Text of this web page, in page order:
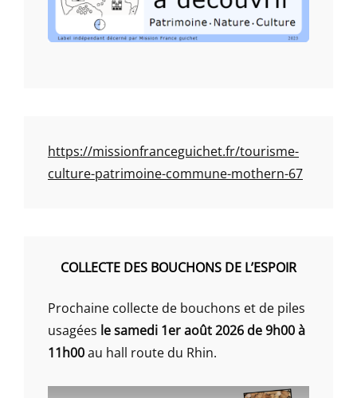
https://missionfranceguichet.fr/tourisme-
culture-patrimoine-commune-mothern-67
COLLECTE DES BOUCHONS DE L’ESPOIR
Prochaine collecte de bouchons et de piles
usagées le samedi 1er août 2026 de 9h00 à
11h00au hall route du Rhin.